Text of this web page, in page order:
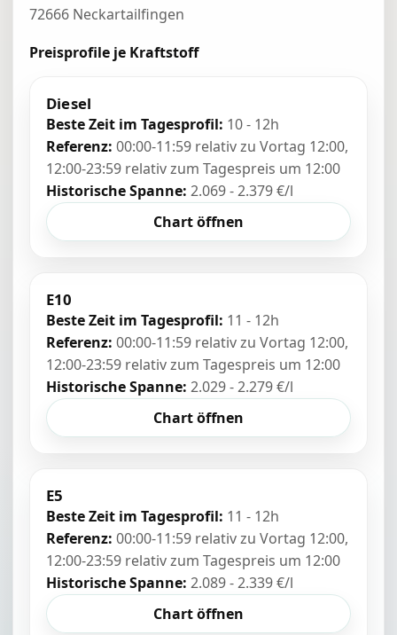
72666 Neckartailfingen
Preisprofile je Kraftstoff
Diesel
Beste Zeit im Tagesprofil: 10 - 12h
Referenz: 00:00-11:59 relativ zu Vortag 12:00,
12:00-23:59 relativ zum Tagespreis um 12:00
Historische Spanne: 2.069 - 2.379 €/l
Chart öffnen
E10
Beste Zeit im Tagesprofil: 11 - 12h
Referenz: 00:00-11:59 relativ zu Vortag 12:00,
12:00-23:59 relativ zum Tagespreis um 12:00
Historische Spanne: 2.029 - 2.279 €/l
Chart öffnen
E5
Beste Zeit im Tagesprofil: 11 - 12h
Referenz: 00:00-11:59 relativ zu Vortag 12:00,
12:00-23:59 relativ zum Tagespreis um 12:00
Historische Spanne: 2.089 - 2.339 €/l
Chart öffnen